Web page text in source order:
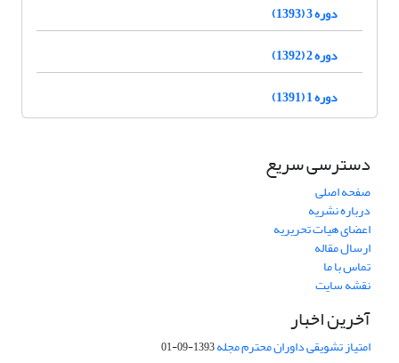
دوره 3 (1393)
دوره 2 (1392)
دوره 1 (1391)
دسترسی سریع
صفحه اصلی
درباره نشریه
اعضای هیات تحریریه
ارسال مقاله
تماس با ما
نقشه سایت
آخرین اخبار
امتیاز تشویقی داوران محترم مجله1393-09-01